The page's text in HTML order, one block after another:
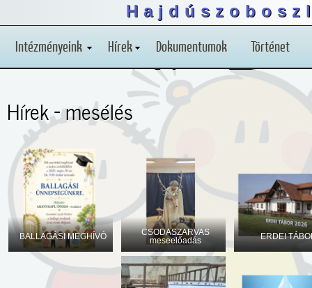
Intézményeink Hírek Dokumentumok Történet
Hírek - mesélés
BALLAGÁSI MEGHÍVÓ
CSODASZARVAS
meseelőadás
ERDEI